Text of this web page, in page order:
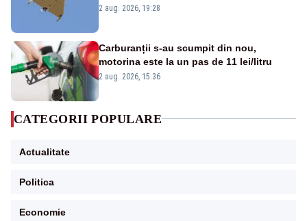
României. Au fost ridicate două F-16
2 aug. 2026, 19:28
Carburanții s-au scumpit din nou,
motorina este la un pas de 11 lei/litru
2 aug. 2026, 15:36
CATEGORII POPULARE
Actualitate
Politica
Economie